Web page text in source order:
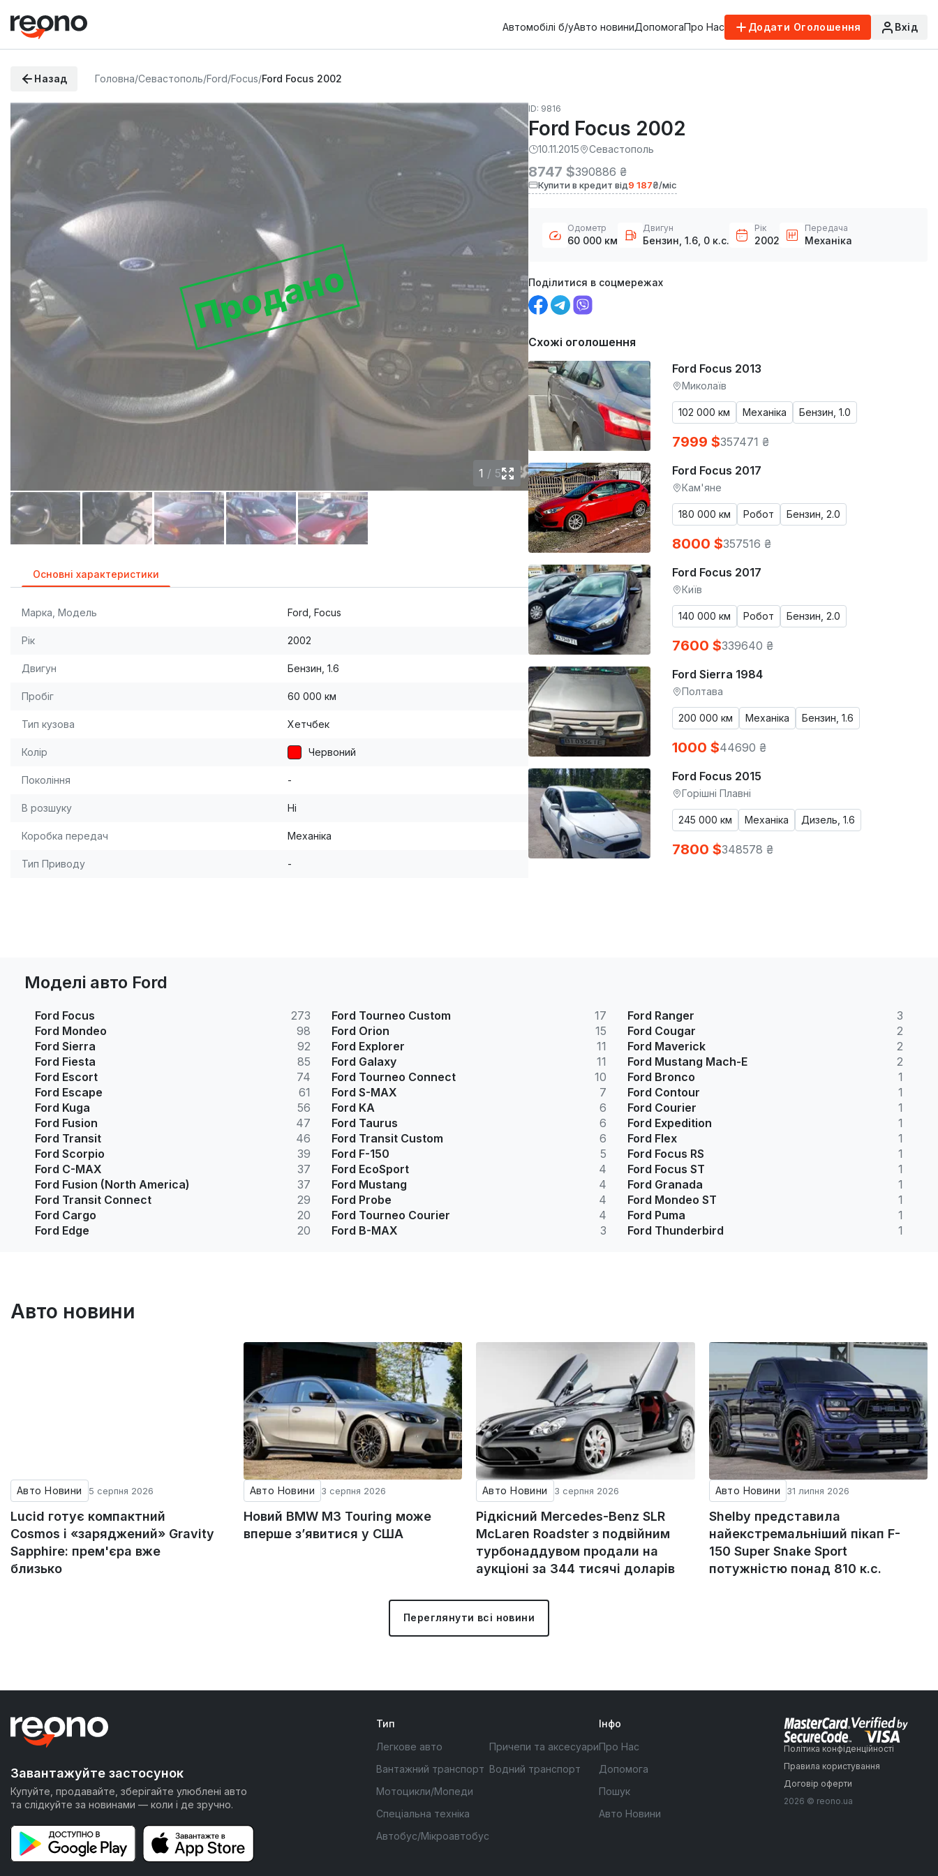
Автомобілі б/уАвто новиниДопомогаПро Нас Додати Оголошення Вхід
Назад Головна/Севастополь/Ford/Focus/Ford Focus 2002
Продано
1 / 5
Основні характеристики
Марка, Модель Ford, Focus
Рік 2002
Двигун Бензин, 1.6
Пробіг 60 000 км
Тип кузова Хетчбек
Колір Червоний
Покоління -
В розшуку Ні
Коробка передач Механіка
Тип Приводу -
ID: 9816
Ford Focus 2002
10.11.2015 Севастополь
8747 $390886 ₴
Купити в кредит від9 187₴/міс
Одометр
60 000 км
Двигун
Бензин, 1.6, 0 к.с.
Рік
2002
Передача
Механіка
Поділитися в соцмережах
Схожі оголошення
Ford Focus 2013
Миколаїв
102 000 км Механіка Бензин, 1.0
7999 $357471 ₴
Ford Focus 2017
Кам'яне
180 000 км Робот Бензин, 2.0
8000 $357516 ₴
Ford Focus 2017
Київ
140 000 км Робот Бензин, 2.0
7600 $339640 ₴
Ford Sierra 1984
Полтава
200 000 км Механіка Бензин, 1.6
1000 $44690 ₴
Ford Focus 2015
Горішні Плавні
245 000 км Механіка Дизель, 1.6
7800 $348578 ₴
Моделі авто Ford
Ford Focus
273
Ford Mondeo
98
Ford Sierra
92
Ford Fiesta
85
Ford Escort
74
Ford Escape
61
Ford Kuga
56
Ford Fusion
47
Ford Transit
46
Ford Scorpio
39
Ford C-MAX
37
Ford Fusion (North America)
37
Ford Transit Connect
29
Ford Cargo
20
Ford Edge
20
Ford Tourneo Custom
17
Ford Orion
15
Ford Explorer
11
Ford Galaxy
11
Ford Tourneo Connect
10
Ford S-MAX
7
Ford KA
6
Ford Taurus
6
Ford Transit Custom
6
Ford F-150
5
Ford EcoSport
4
Ford Mustang
4
Ford Probe
4
Ford Tourneo Courier
4
Ford B-MAX
3
Ford Ranger
3
Ford Cougar
2
Ford Maverick
2
Ford Mustang Mach-E
2
Ford Bronco
1
Ford Contour
1
Ford Courier
1
Ford Expedition
1
Ford Flex
1
Ford Focus RS
1
Ford Focus ST
1
Ford Granada
1
Ford Mondeo ST
1
Ford Puma
1
Ford Thunderbird
1
Авто новини
Авто Новини 5 серпня 2026
Lucid готує компактний
Cosmos і «заряджений» Gravity
Sapphire: прем'єра вже
близько
Авто Новини 3 серпня 2026
Новий BMW M3 Touring може
вперше з’явитися у США
Авто Новини 3 серпня 2026
Рідкісний Mercedes-Benz SLR
McLaren Roadster з подвійним
турбонаддувом продали на
аукціоні за 344 тисячі доларів
Авто Новини 31 липня 2026
Shelby представила
найекстремальніший пікап F-
150 Super Snake Sport
потужністю понад 810 к.с.
Переглянути всі новини
Завантажуйте застосунок
Купуйте, продавайте, зберігайте улюблені авто
та слідкуйте за новинами — коли і де зручно.
Тип
Легкове авто
Вантажний транспорт
Мотоцикли/Мопеди
Спеціальна техніка
Автобус/Мікроавтобус
Причепи та аксесуари
Водний транспорт
Інфо
Про Нас
Допомога
Пошук
Авто Новини
Політика конфіденційності
Правила користування
Договір оферти
2026 © reono.ua